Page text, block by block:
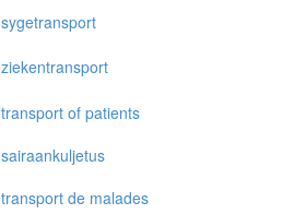
sygetransport
ziekentransport
transport of patients
sairaankuljetus
transport de malades